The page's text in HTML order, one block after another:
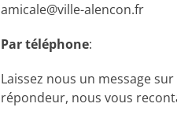
amicale@ville-alencon.fr
Par téléphone:
Laissez nous un message sur
répondeur, nous vous